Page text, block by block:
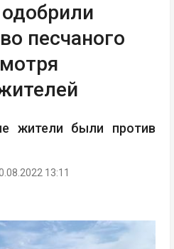
песчаного
жители были против
13:11